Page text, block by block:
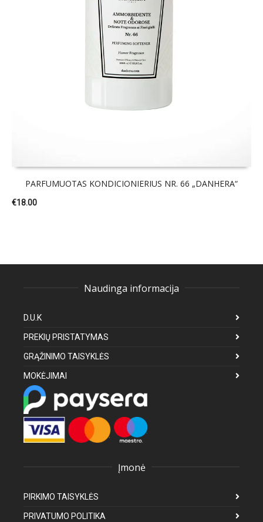
PARFUMUOTAS KONDICIONIERIUS NR. 66 „DANHERA“
€18.00
Naudinga informacija
D.U.K
PREKIŲ PRISTATYMAS
GRĄŽINIMO TAISYKLĖS
MOKĖJIMAI
Įmonė
PIRKIMO TAISYKLĖS
PRIVATUMO POLITIKA